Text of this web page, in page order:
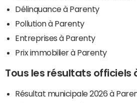
Délinquance à Parenty
Pollution à Parenty
Entreprises à Parenty
Prix immobilier à Parenty
Tous les résultats officiels
Résultat municipale 2026 à